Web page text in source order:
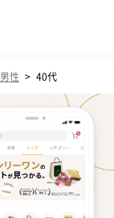
性 > 40代